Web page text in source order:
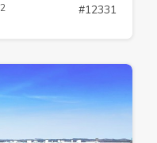
2 #12331